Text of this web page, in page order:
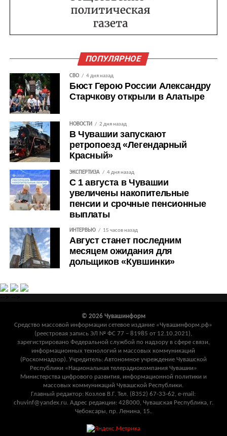
ПОПУЛЯРНОЕ
СВО 4 дня назад
Бюст Герою России Александру
Старчкову открыли в Алатыре
НОВОСТИ 2 дня назад
В Чувашии запускают
ретропоезд «Легендарный
Красный»
ЭКСПЕРТИЗА 4 дня назад
С 1 августа в Чувашии
увеличены накопительные
пенсии и срочные пенсионные
выплаты
ИНТЕРВЬЮ 15 часов назад
Август станет последним
месяцем ожидания для
дольщиков «Кувшинки»
© 2026 Чувашинформ
Средство массовой информации сетевое издание «Чувашинформ.рф»
(реестровая запись ЭЛ № ФС 77 – 81985 от 12.10.2021),
зарегистрировано Федеральной службой по надзору в сфере связи,
информационных технологий и массовых коммуникаций
(Роскомнадзор). Учредитель: Автономное учреждение Чувашской
Республики «Национальная телерадиокомпания Чувашии»
Министерства цифрового развития, информационной политики и
массовых коммуникаций Чувашской Республики.
Главный редактор: Козлов В.Г. Тел. (8352) 67-33-62, e-mail:
chuvinf@yandex.ru. Адрес редакции: 428000, Чувашская Республика, г.
Чебоксары, пр. Ленина, 15.